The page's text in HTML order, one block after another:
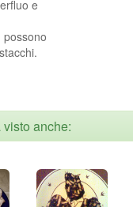
e
possono
anche: